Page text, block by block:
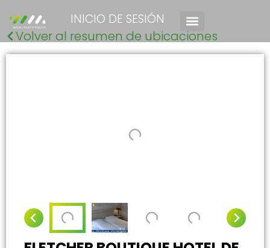
INICIO DE SESIÓN
Volver al resumen de ubicaciones